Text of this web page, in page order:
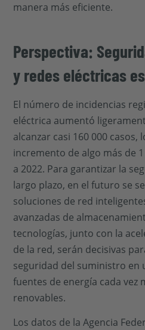
manera más eficiente.
Perspectiva:
y redes eléctricas
El número de incidencias
eléctrica aumentó
alcanzar casi 160 000 casos,
incremento de algo más de
a 2022. Para garantizar la
largo plazo, en el futuro se
soluciones de red
avanzadas de
tecnologías, junto con la
de la red, serán decisivas
seguridad del suministro en
fuentes de energía cada vez
renovables.
Los datos de la Agencia